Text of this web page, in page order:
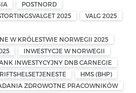
POSTNORD
2025
VALG 2025
W KRÓLESTWIE NORWEGII 2025
INWESTYCJE W NORWEGII
INWESTYCYJNY DNB CARNEGIE
HMS (BHP)
ZDROWOTNE PRACOWNIKÓW